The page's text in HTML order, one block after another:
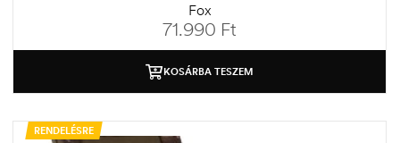
Fox
71.990 Ft
KOSÁRBA TESZEM
RENDELÉSRE